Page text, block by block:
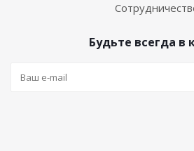
Будьте всегда в